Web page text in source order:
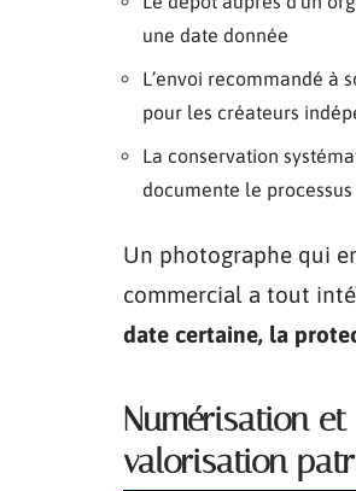
une date donnée
L’envoi recommandé à
pour les créateurs
La conservation
documente le
Un photographe qui
commercial a tout
date certaine, la
Numérisation
valorisation